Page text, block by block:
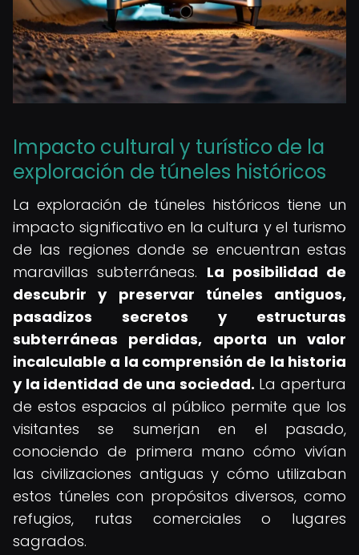
Impacto cultural y turístico de la
exploración de túneles históricos
La exploración de túneles históricos tiene un
impacto significativo en la cultura y el turismo
de las regiones donde se encuentran estas
maravillas subterráneas. La posibilidad de
descubrir y preservar túneles antiguos,
pasadizos secretos y estructuras
subterráneas perdidas, aporta un valor
incalculable a la comprensión de la historia
y la identidad de una sociedad. La apertura
de estos espacios al público permite que los
visitantes se sumerjan en el pasado,
conociendo de primera mano cómo vivían
las civilizaciones antiguas y cómo utilizaban
estos túneles con propósitos diversos, como
refugios, rutas comerciales o lugares
sagrados.